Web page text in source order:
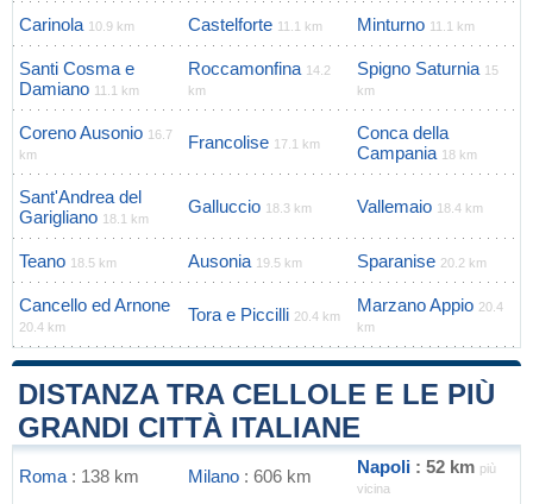
Carinola 10.9 km Castelforte 11.1 km Minturno 11.1 km
Santi Cosma e
Damiano 11.1 km
Roccamonfina 14.2
km
Spigno Saturnia 15
km
Coreno Ausonio 16.7
km
Francolise 17.1 km
Conca della
Campania 18 km
Sant'Andrea del
Garigliano 18.1 km
Galluccio 18.3 km Vallemaio 18.4 km
Teano 18.5 km Ausonia 19.5 km Sparanise 20.2 km
Cancello ed Arnone
20.4 km
Tora e Piccilli 20.4 km
Marzano Appio 20.4
km
DISTANZA TRA CELLOLE E LE PIÙ
GRANDI CITTÀ ITALIANE
Roma : 138 km Milano : 606 km Napoli : 52 km più
vicina